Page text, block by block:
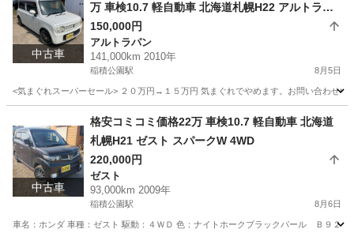
中古車
万 車検10.7 軽自動車 北海道札幌H22 アルトラパ
ン 4WD
150,000円
アルトラパン
141,000km 2010年
稲積公園駅 8月5日
<気まぐれスーパーセール> ２０万円→１５万円 気まぐれでやめます。お問い合わせ
稲積公園駅 アルトラパン 預かり金
中古車
格安コミコミ価格22万 車検10.7 軽自動車 北海道
札幌H21 ゼスト スパークW 4WD
220,000円
ゼスト
93,000km 2009年
稲積公園駅 8月6日
車名：ホンダ 車種：ゼスト 駆動：４ＷＤ 色：ナイトホークブラックパール Ｂ９２